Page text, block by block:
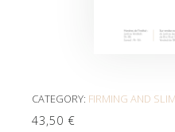
CATEGORY: FIRMING AND
43,50 €